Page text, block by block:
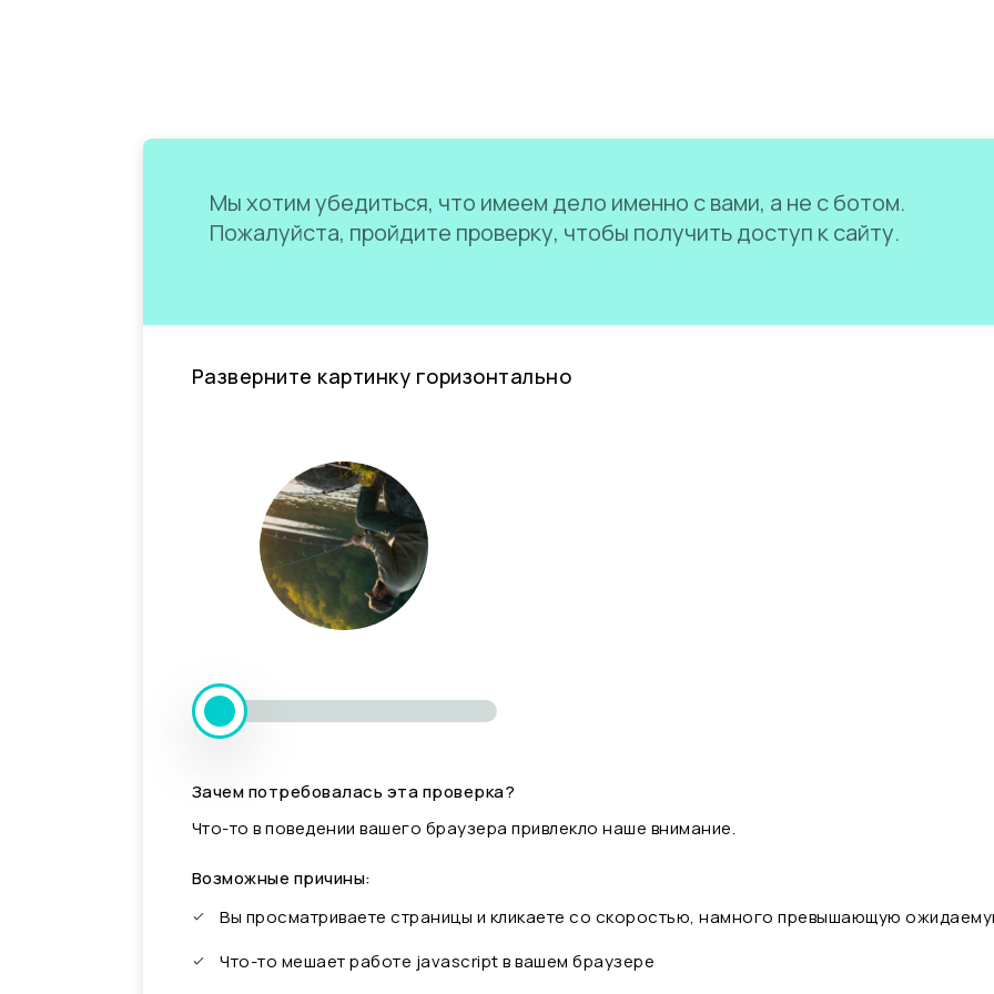
Мы хотим убедиться, что имеем дело именно с вами, а не с ботом.
Пожалуйста, пройдите проверку, чтобы получить доступ к сайту.
Разверните картинку горизонтально
Зачем потребовалась эта проверка?
Что-то в поведении вашего браузера привлекло наше внимание.
Возможные причины:
Вы просматриваете страницы и кликаете со скоростью, намного превышающую
Что-то мешает работе javascript в вашем браузере